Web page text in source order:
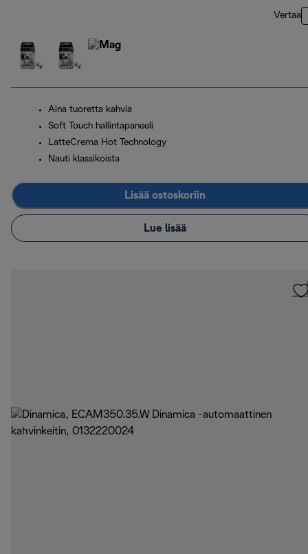
Vertaa
Aina tuoretta kahvia
Soft Touch hallintapaneeli
LatteCrema Hot Technology
Nauti klassikoista
Lisää ostoskoriin
Lue lisää